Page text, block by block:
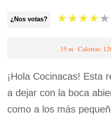
¿Nos votas? ★★★★★
35 m Calorias:
¡Hola Cocinacas! Esta
a dejar con la boca
como a los más